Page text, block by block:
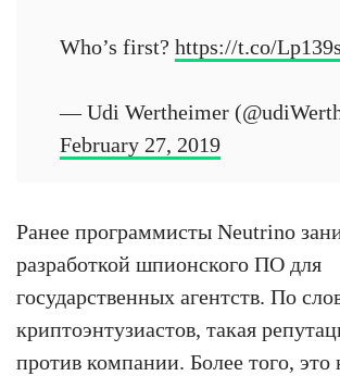
Who’s first? https://t.co/
— Udi Wertheimer
February 27, 2019
Ранее программисты Neutrino
разработкой шпионского ПО для
государственных агентств. По
криптоэнтузиастов, такая
против компании. Более того, это